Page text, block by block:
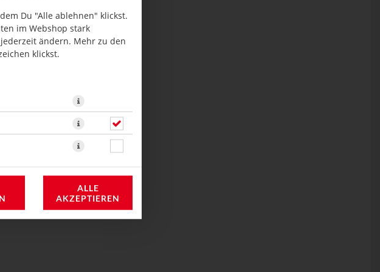
Du "Alle ablehnen" klickst.
im Webshop stark
ändern. Mehr zu den
klickst.
ALLE
AKZEPTIEREN